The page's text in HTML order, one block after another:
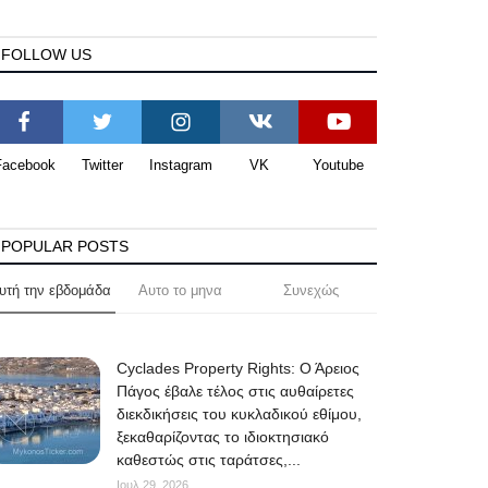
FOLLOW US
Twitter Instagram VK Youtube
POPULAR POSTS
την εβδομάδα Αυτο το μηνα Συνεχώς
Cyclades Property Rights: Ο Άρειος
Πάγος έβαλε τέλος στις αυθαίρετες
διεκδικήσεις του κυκλαδικού εθίμου,
ξεκαθαρίζοντας το ιδιοκτησιακό
καθεστώς στις ταράτσες,...
Ιουλ 29, 2026